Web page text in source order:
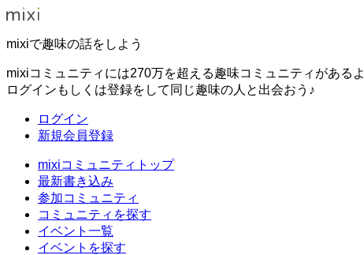
mixiで趣味の話をしよう
mixiコミュニティには270万を超える趣味コミュニティがあるよ
ログインもしくは登録をして同じ趣味の人と出会おう♪
ログイン
新規会員登録
mixiコミュニティトップ
最新書き込み
参加コミュニティ
コミュニティを探す
イベント一覧
イベントを探す